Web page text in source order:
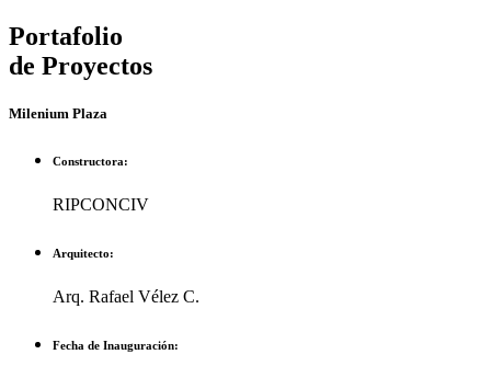
Portafolio
de Proyectos
Milenium Plaza
Constructora:
RIPCONCIV
Arquitecto:
Arq. Rafael Vélez C.
Fecha de Inauguración: